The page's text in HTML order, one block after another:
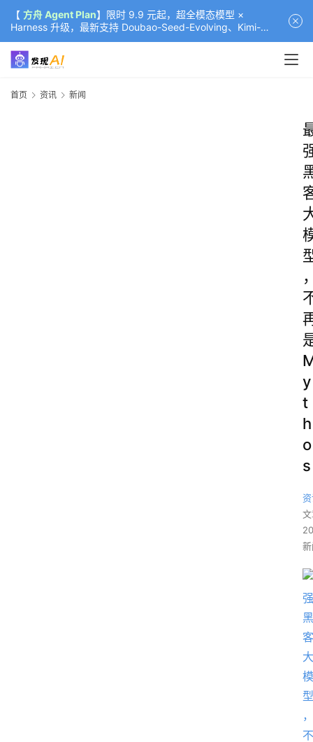
【 方舟 Agent Plan】限时 9.9 元起，超全模态模型 ×
Harness 升级，最新支持 Doubao-Seed-Evolving、Kimi-
K3（部分）、GLM-5.2
首页 资讯 新闻
y
t
h
o
s